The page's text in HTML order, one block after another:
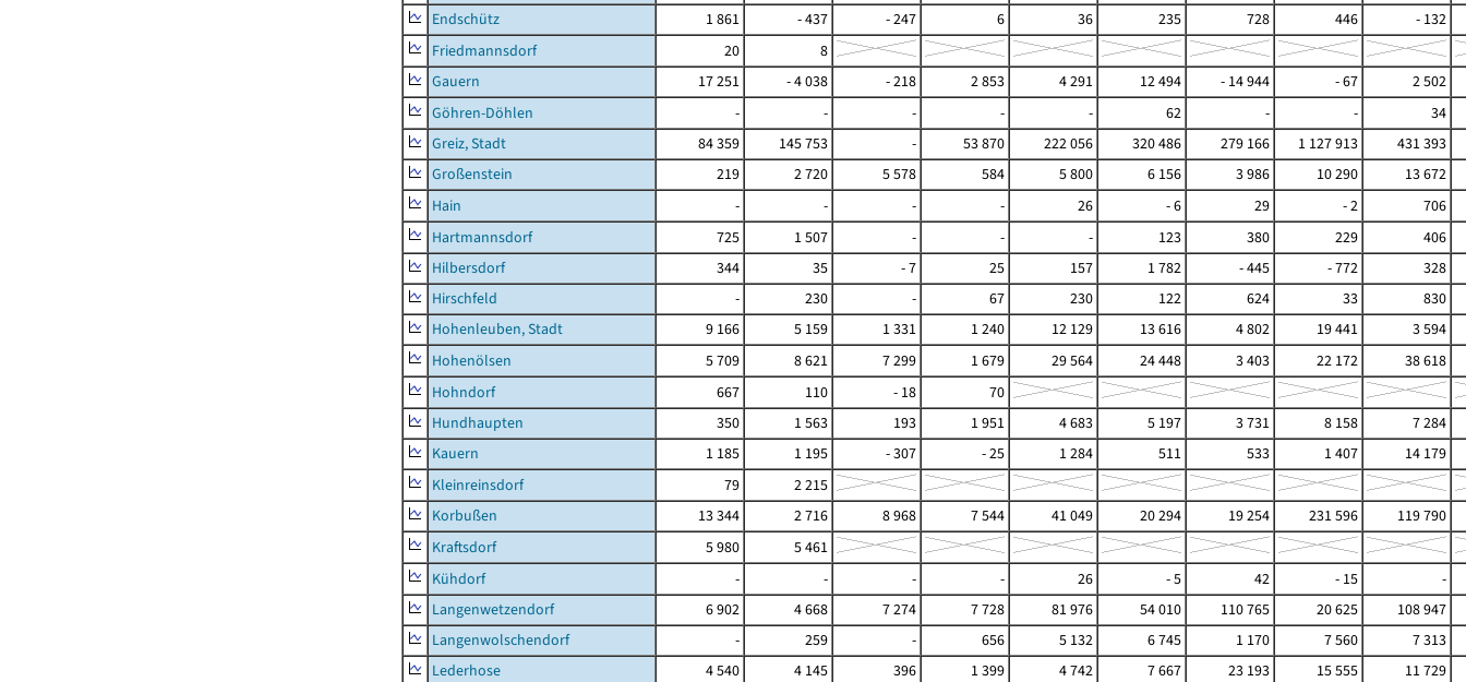
Endschütz
1 861 - 437 - 247 6 36 235 728 446
- 132
Friedmannsdorf
20
8
Gauern
17 251 - 4 038 - 218 2 853 4 291 12 494 - 14 944 - 67
2 502
Göhren-Döhlen
- - - - - 62 - -
34
Greiz, Stadt
84 359 145 753 - 53 870 222 056 320 486 279 166 1 127 913
431 393
Großenstein
219 2 720 5 578 584 5 800 6 156 3 986 10 290
13 672
Hain
- - - - 26 - 6 29 - 2
706
Hartmannsdorf
725 1 507 - - - 123 380 229
406
Hilbersdorf
344 35 - 7 25 157 1 782 - 445 - 772
328
Hirschfeld
- 230 - 67 230 122 624 33
830
Hohenleuben, Stadt
9 166 5 159 1 331 1 240 12 129 13 616 4 802 19 441
3 594
Hohenölsen
5 709 8 621 7 299 1 679 29 564 24 448 3 403 22 172
38 618
Hohndorf
667 110 - 18
70
Hundhaupten
350 1 563 193 1 951 4 683 5 197 3 731 8 158
7 284
Kauern
1 185 1 195 - 307 - 25 1 284 511 533 1 407
14 179
Kleinreinsdorf
79
2 215
Korbußen
13 344 2 716 8 968 7 544 41 049 20 294 19 254 231 596
119 790
Kraftsdorf
5 980
5 461
Kühdorf
- - - - 26 - 5 42 - 15
-
Langenwetzendorf
6 902 4 668 7 274 7 728 81 976 54 010 110 765 20 625
108 947
Langenwolschendorf
- 259 - 656 5 132 6 745 1 170 7 560
7 313
Lederhose
4 540 4 145 396 1 399 4 742 7 667 23 193 15 555
11 729